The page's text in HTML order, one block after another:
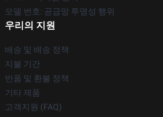
모델 번호: 공급망 투명성 행위
우리의 지원
배송 및 배송 정책
지불 기간
반품 및 환불 정책
기타 제품
고객지원 (FAQ)